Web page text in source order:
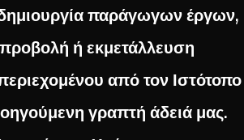
παράγωγων έργων,
ή εκμετάλλευση
από τον Ιστότοπο
γραπτή άδειά μας.